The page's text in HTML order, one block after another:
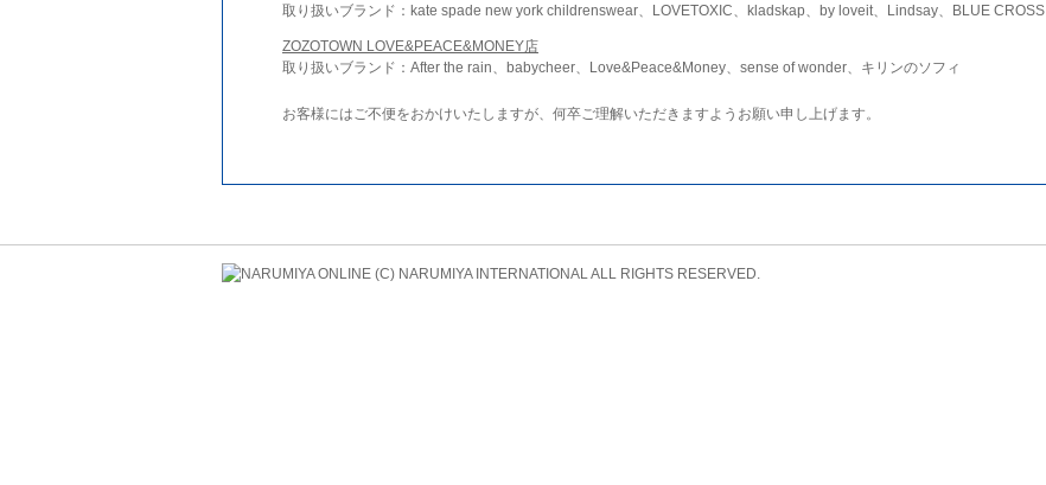
取り扱いブランド：kate spade new york childrenswear、LOVETOXIC、kladskap、by loveit、Lindsay、BLUE CROSS
ZOZOTOWN LOVE&PEACE&MONEY店
取り扱いブランド：After the rain、babycheer、Love&Peace&Money、sense of wonder、キリンのソフィ
お客様にはご不便をおかけいたしますが、何卒ご理解いただきますようお願い申し上げます。